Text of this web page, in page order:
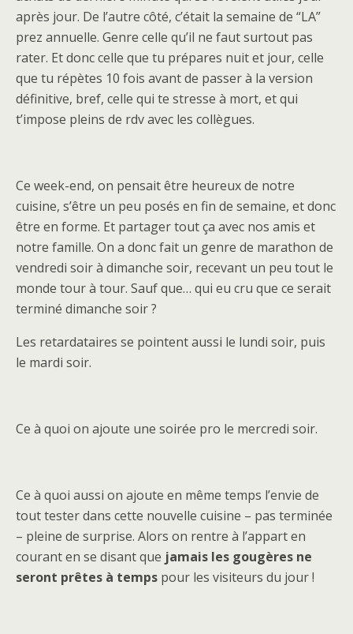
après jour. De l’autre côté, c’était la semaine de “LA”
prez annuelle. Genre celle qu’il ne faut surtout pas
rater. Et donc celle que tu prépares nuit et jour, celle
que tu répètes 10 fois avant de passer à la version
définitive, bref, celle qui te stresse à mort, et qui
t’impose pleins de rdv avec les collègues.
Ce week-end, on pensait être heureux de notre
cuisine, s’être un peu posés en fin de semaine, et donc
être en forme. Et partager tout ça avec nos amis et
notre famille. On a donc fait un genre de marathon de
vendredi soir à dimanche soir, recevant un peu tout le
monde tour à tour. Sauf que… qui eu cru que ce serait
terminé dimanche soir ?
Les retardataires se pointent aussi le lundi soir, puis
le mardi soir.
Ce à quoi on ajoute une soirée pro le mercredi soir.
Ce à quoi aussi on ajoute en même temps l’envie de
tout tester dans cette nouvelle cuisine – pas terminée
– pleine de surprise. Alors on rentre à l’appart en
courant en se disant que jamais les gougères ne
seront prêtes à temps pour les visiteurs du jour !